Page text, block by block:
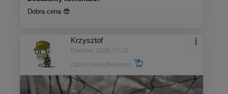
Dobra cena 😎
Krzysztof
Dodano: 2026-07-31
Opinia zweryfikowana